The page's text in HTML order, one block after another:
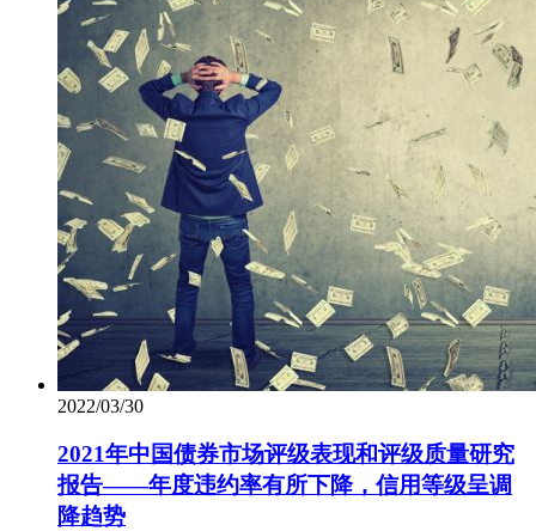
2022/03/30
2021年中国债券市场评级表现和评级质量研究
报告——年度违约率有所下降，信用等级呈调
降趋势